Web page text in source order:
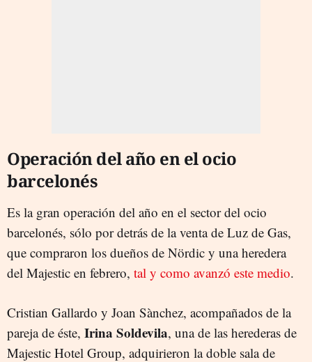
Operación del año en el ocio
barcelonés
Es la gran operación del año en el sector del ocio
barcelonés, sólo por detrás de la venta de Luz de Gas,
que compraron los dueños de Nördic y una heredera
del Majestic en febrero, tal y como avanzó este medio.
Cristian Gallardo y Joan Sànchez, acompañados de la
pareja de éste, Irina Soldevila, una de las herederas de
Majestic Hotel Group, adquirieron la doble sala de